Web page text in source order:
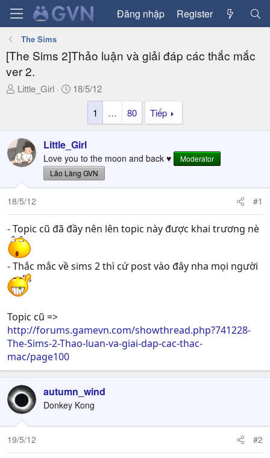
Đăng nhập Register
The Sims
[The Sims 2]Thảo luận và giải đáp các thắc mắc
ver 2.
T
a
d
s
a
r
t
e
r
Little_Girl
N
g
ử
i
18/5/12
1
… 80 Tiếp
Little_Girl
Love you to the moon and back ♥
Moderator
Lão Làng GVN
18/5/12 #1
- Topic cũ đã đầy nên lên topic này được khai trương nè
- Thắc mắc về sims 2 thì cứ post vào đây nha mọi người
Topic cũ =>
http://forums.gamevn.com/showthread.php?741228-
The-Sims-2-Thao-luan-va-giai-dap-cac-thac-
mac/page100
autumn_wind
Donkey Kong
19/5/12 #2